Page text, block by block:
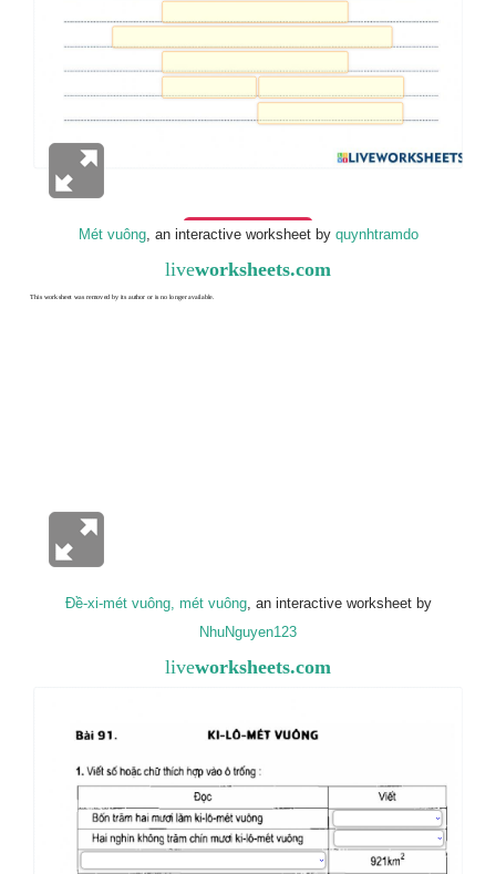
Mét vuông, an interactive worksheet by quynhtramdo
liveworksheets.com
Đề-xi-mét vuông, mét vuông, an interactive worksheet by
NhuNguyen123
liveworksheets.com